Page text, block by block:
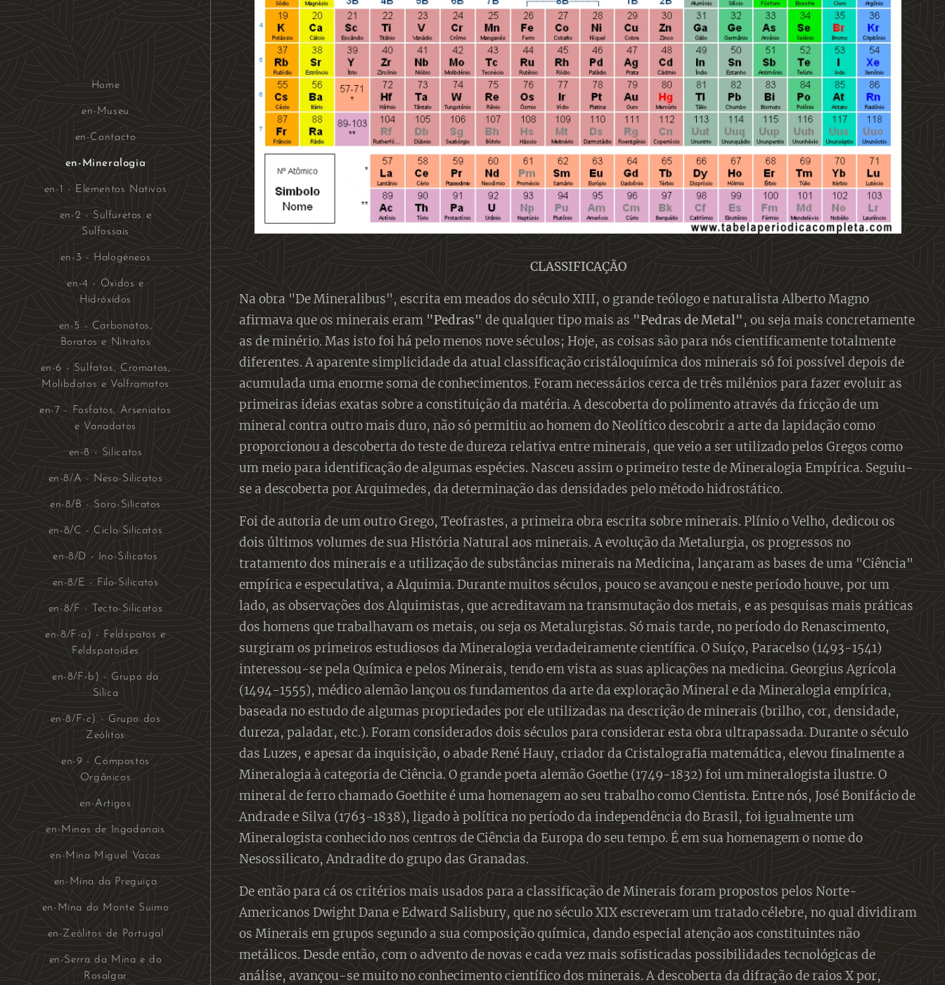
Home
en-Museu
en-Contacto
en-Mineralogia
en-1 - Elementos Nativos
en-2 - Sulfuretos e
Sulfossais
en-3 - Halogéneos
en-4 - Óxidos e
Hidróxidos
en-5 - Carbonatos,
Boratos e Nitratos
en-6 - Sulfatos, Cromatos,
Molibdatos e Volframatos
en-7 - Fosfatos, Arseniatos
e Vanadatos
en-8 - Silicatos
en-8/A - Neso-Silicatos
en-8/B - Soro-Silicatos
en-8/C - Ciclo-Silicatos
en-8/D - Ino-Silicatos
en-8/E - Filo-Silicatos
en-8/F - Tecto-Silicatos
en-8/F-a) - Feldspatos e
Feldspatoides
en-8/F-b) - Grupo da
Sílica
en-8/F-c) - Grupo dos
Zeólitos
en-9 - Compostos
Orgânicos
en-Artigos
en-Minas de Ingadanais
en-Mina Miguel Vacas
en-Mina da Preguiça
en-Mina do Monte Suimo
en-Zeólitos de Portugal
en-Serra da Mina e do
Rosalgar
CLASSIFICAÇÃO
Na obra "De Mineralibus", escrita em meados do século XIII, o grande teólogo e naturalista Alberto Magno
afirmava que os minerais eram "Pedras" de qualquer tipo mais as "Pedras de Metal", ou seja mais concretamente
as de minério. Mas isto foi há pelo menos nove séculos; Hoje, as coisas são para nós cientificamente totalmente
diferentes. A aparente simplicidade da atual classificação cristáloquímica dos minerais só foi possível depois de
acumulada uma enorme soma de conhecimentos. Foram necessários cerca de três milénios para fazer evoluir as
primeiras ideias exatas sobre a constituição da matéria. A descoberta do polimento através da fricção de um
mineral contra outro mais duro, não só permitiu ao homem do Neolítico descobrir a arte da lapidação como
proporcionou a descoberta do teste de dureza relativa entre minerais, que veio a ser utilizado pelos Gregos como
um meio para identificação de algumas espécies. Nasceu assim o primeiro teste de Mineralogia Empírica. Seguiu-
se a descoberta por Arquimedes, da determinação das densidades pelo método hidrostático.
Foi de autoria de um outro Grego, Teofrastes, a primeira obra escrita sobre minerais. Plínio o Velho, dedicou os
dois últimos volumes de sua História Natural aos minerais. A evolução da Metalurgia, os progressos no
tratamento dos minerais e a utilização de substâncias minerais na Medicina, lançaram as bases de uma "Ciência"
empírica e especulativa, a Alquimia. Durante muitos séculos, pouco se avançou e neste período houve, por um
lado, as observações dos Alquimistas, que acreditavam na transmutação dos metais, e as pesquisas mais práticas
dos homens que trabalhavam os metais, ou seja os Metalurgistas. Só mais tarde, no período do Renascimento,
surgiram os primeiros estudiosos da Mineralogia verdadeiramente científica. O Suíço, Paracelso (1493-1541)
interessou-se pela Química e pelos Minerais, tendo em vista as suas aplicações na medicina. Georgius Agrícola
(1494-1555), médico alemão lançou os fundamentos da arte da exploração Mineral e da Mineralogia empírica,
baseada no estudo de algumas propriedades por ele utilizadas na descrição de minerais (brilho, cor, densidade,
dureza, paladar, etc.). Foram considerados dois séculos para considerar esta obra ultrapassada. Durante o século
das Luzes, e apesar da inquisição, o abade René Hauy, criador da Cristalografia matemática, elevou finalmente a
Mineralogia à categoria de Ciência. O grande poeta alemão Goethe (1749-1832) foi um mineralogista ilustre. O
mineral de ferro chamado Goethite é uma homenagem ao seu trabalho como Cientista. Entre nós, José Bonifácio de
Andrade e Silva (1763-1838), ligado à política no período da independência do Brasil, foi igualmente um
Mineralogista conhecido nos centros de Ciência da Europa do seu tempo. É em sua homenagem o nome do
Nesossilicato, Andradite do grupo das Granadas.
De então para cá os critérios mais usados para a classificação de Minerais foram propostos pelos Norte-
Americanos Dwight Dana e Edward Salisbury, que no século XIX escreveram um tratado célebre, no qual dividiram
os Minerais em grupos segundo a sua composição química, dando especial atenção aos constituintes não
metálicos. Desde então, com o advento de novas e cada vez mais sofisticadas possibilidades tecnológicas de
análise, avançou-se muito no conhecimento científico dos minerais. A descoberta da difração de raios X por,